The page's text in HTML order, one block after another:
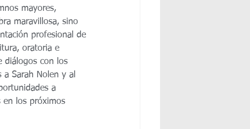
mayores,
maravillosa, sino
profesional de
oratoria e
diálogos con los
Sarah Nolen y al
a
en los próximos